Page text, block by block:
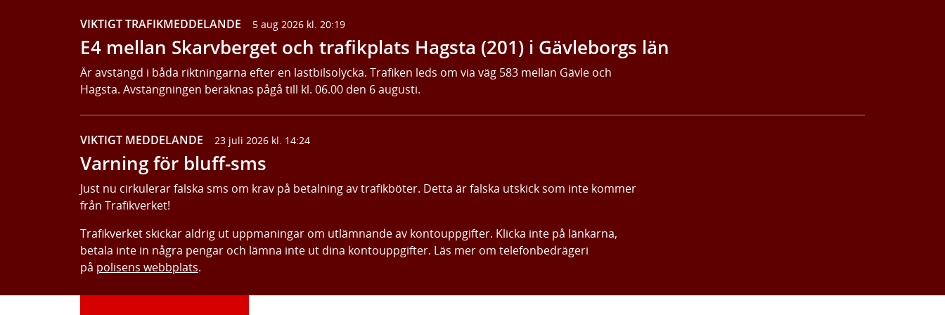
VIKTIGT TRAFIKMEDDELANDE 5 aug 2026 kl. 20:19
E4 mellan Skarvberget och trafikplats Hagsta (201) i Gävleborgs län
Är avstängd i båda riktningarna efter en lastbilsolycka. Trafiken leds om via väg 583 mellan Gävle och
Hagsta. Avstängningen beräknas pågå till kl. 06.00 den 6 augusti.
VIKTIGT MEDDELANDE 23 juli 2026 kl. 14:24
Varning för bluff-sms
Just nu cirkulerar falska sms om krav på betalning av trafikböter. Detta är falska utskick som inte kommer
från Trafikverket!
Trafikverket skickar aldrig ut uppmaningar om utlämnande av kontouppgifter. Klicka inte på länkarna,
betala inte in några pengar och lämna inte ut dina kontouppgifter. Läs mer om telefonbedrägeri
på polisens webbplats.